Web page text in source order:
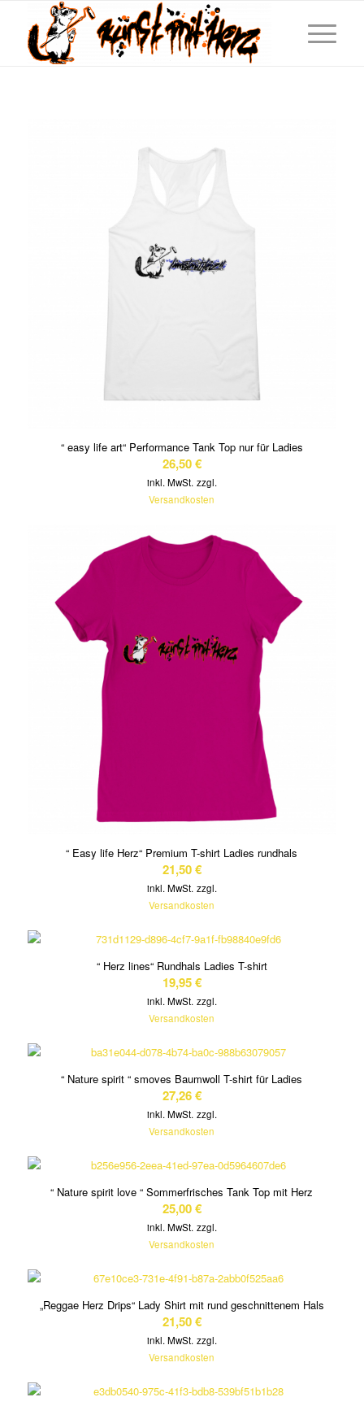
“ easy life art“ Performance Tank Top nur für Ladies
26,50€
inkl. MwSt. zzgl.
Versandkosten
“ Easy life Herz“ Premium T-shirt Ladies rundhals
21,50€
inkl. MwSt. zzgl.
Versandkosten
“ Herz lines“ Rundhals Ladies T-shirt
19,95€
inkl. MwSt. zzgl.
Versandkosten
“ Nature spirit “ smoves Baumwoll T-shirt für Ladies
27,26€
inkl. MwSt. zzgl.
Versandkosten
“ Nature spirit love “ Sommerfrisches Tank Top mit Herz
25,00€
inkl. MwSt. zzgl.
Versandkosten
„Reggae Herz Drips“ Lady Shirt mit rund geschnittenem Hals
21,50€
inkl. MwSt. zzgl.
Versandkosten